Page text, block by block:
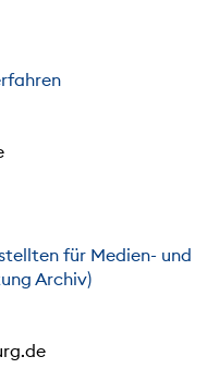
für Medien- und
Archiv)